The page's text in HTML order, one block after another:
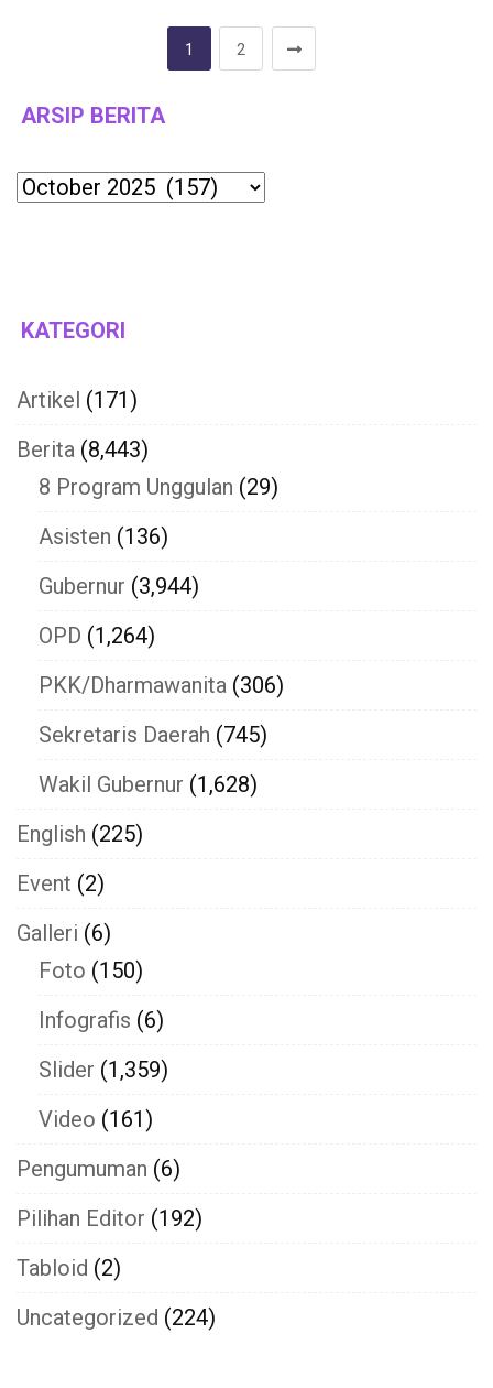
1 2
ARSIP BERITA
Archives
KATEGORI
Artikel (171)
Berita (8,443)
8 Program Unggulan (29)
Asisten (136)
Gubernur (3,944)
OPD (1,264)
PKK/Dharmawanita (306)
Sekretaris Daerah (745)
Wakil Gubernur (1,628)
English (225)
Event (2)
Galleri (6)
Foto (150)
Infografis (6)
Slider (1,359)
Video (161)
Pengumuman (6)
Pilihan Editor (192)
Tabloid (2)
Uncategorized (224)